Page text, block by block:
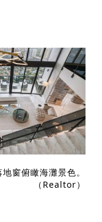
窗俯瞰海灘景色。
（Realtor）